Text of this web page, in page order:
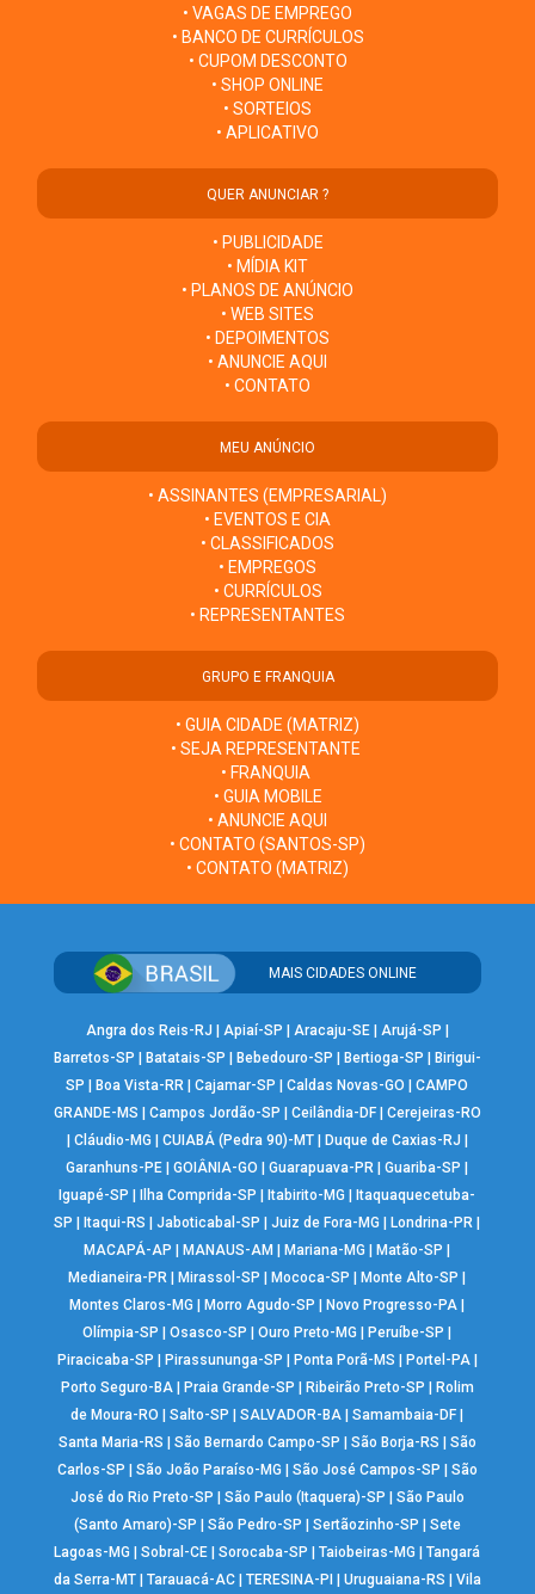
• VAGAS DE EMPREGO
• BANCO DE CURRÍCULOS
• CUPOM DESCONTO
• SHOP ONLINE
• SORTEIOS
• APLICATIVO
QUER ANUNCIAR ?
• PUBLICIDADE
• MÍDIA KIT
• PLANOS DE ANÚNCIO
• WEB SITES
• DEPOIMENTOS
• ANUNCIE AQUI
• CONTATO
MEU ANÚNCIO
• ASSINANTES (EMPRESARIAL)
• EVENTOS E CIA
• CLASSIFICADOS
• EMPREGOS
• CURRÍCULOS
• REPRESENTANTES
GRUPO E FRANQUIA
• GUIA CIDADE (MATRIZ)
• SEJA REPRESENTANTE
• FRANQUIA
• GUIA MOBILE
• ANUNCIE AQUI
• CONTATO (SANTOS-SP)
• CONTATO (MATRIZ)
MAIS CIDADES ONLINE
Angra dos Reis-RJ | Apiaí-SP | Aracaju-SE| Arujá-SP |
Barretos-SP | Batatais-SP | Bebedouro-SP | Bertioga-SP | Birigui-
SP |Boa Vista-RR |Cajamar-SP |Caldas Novas-GO |CAMPO
GRANDE-MS | Campos Jordão-SP | Ceilândia-DF| Cerejeiras-RO
| Cláudio-MG | CUIABÁ (Pedra 90)-MT| Duque de Caxias-RJ |
Garanhuns-PE |GOIÂNIA-GO |Guarapuava-PR |Guariba-SP |
Iguapé-SP |Ilha Comprida-SP |Itabirito-MG |Itaquaquecetuba-
SP |Itaqui-RS |Jaboticabal-SP |Juiz de Fora-MG |Londrina-PR |
MACAPÁ-AP |MANAUS-AM |Mariana-MG |Matão-SP |
Medianeira-PR |Mirassol-SP |Mococa-SP |Monte Alto-SP |
Montes Claros-MG |Morro Agudo-SP |Novo Progresso-PA |
Olímpia-SP |Osasco-SP |Ouro Preto-MG |Peruíbe-SP |
Piracicaba-SP | Pirassununga-SP | Ponta Porã-MS | Portel-PA|
Porto Seguro-BA| Praia Grande-SP | Ribeirão Preto-SP | Rolim
de Moura-RO |Salto-SP |SALVADOR-BA |Samambaia-DF |
Santa Maria-RS | São Bernardo Campo-SP | São Borja-RS | São
Carlos-SP | São João Paraíso-MG | São José Campos-SP | São
José do Rio Preto-SP | São Paulo (Itaquera)-SP | São Paulo
(Santo Amaro)-SP | São Pedro-SP | Sertãozinho-SP | Sete
Lagoas-MG |Sobral-CE |Sorocaba-SP |Taiobeiras-MG |Tangará
da Serra-MT| Tarauacá-AC| TERESINA-PI | Uruguaiana-RS | Vila